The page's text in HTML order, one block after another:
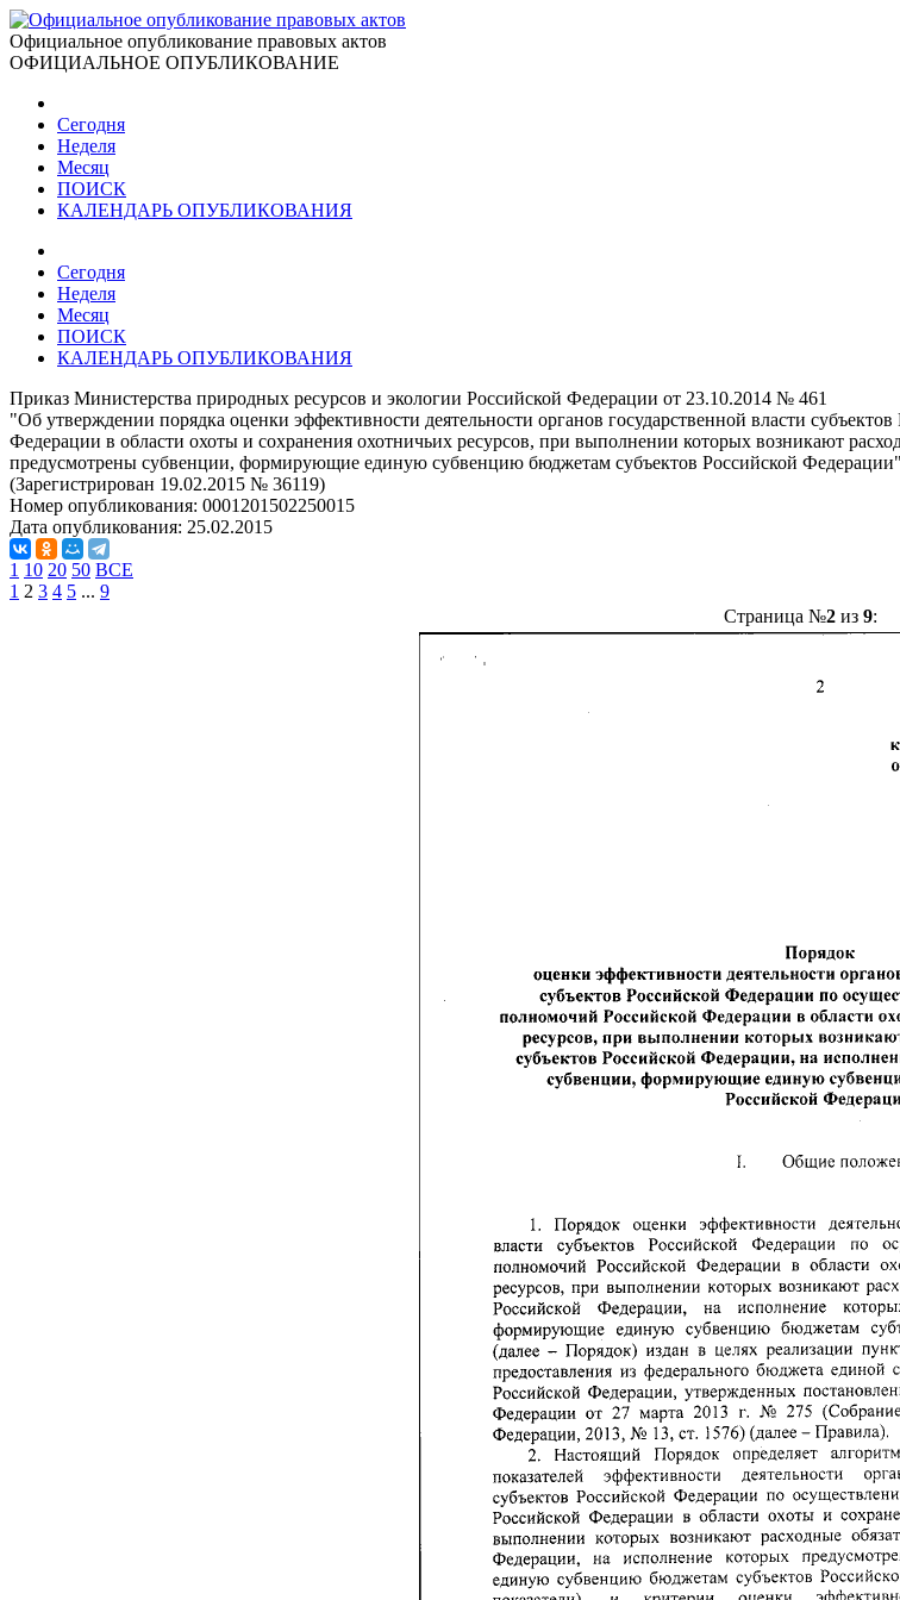
Официальное опубликование правовых актов
ОФИЦИАЛЬНОЕ ОПУБЛИКОВАНИЕ
Сегодня
Неделя
Месяц
ПОИСК
КАЛЕНДАРЬ ОПУБЛИКОВАНИЯ
Сегодня
Неделя
Месяц
ПОИСК
КАЛЕНДАРЬ ОПУБЛИКОВАНИЯ
Приказ Министерства природных ресурсов и экологии Российской Федерации от 23.10.2014 № 461
"Об утверждении порядка оценки эффективности деятельности органов государственной власти
Федерации в области охоты и сохранения охотничьих ресурсов, при выполнении которых возникают
предусмотрены субвенции, формирующие единую субвенцию бюджетам субъектов Российской Федерации"
(Зарегистрирован 19.02.2015 № 36119)
Номер опубликования: 0001201502250015
Дата опубликования: 25.02.2015
1 10 20 50 ВСЕ
1 2 3 4 5 ... 9
Страница №2из 9: